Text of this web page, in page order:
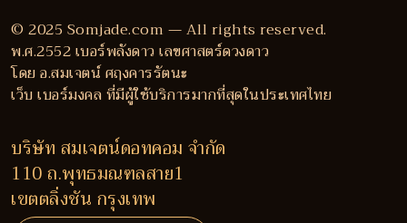
© 2025 Somjade.com — All rights reserved.
พ.ศ.2552 เบอร์พลังดาว เลขศาสตร์ดวงดาว
โดย อ.สมเจตน์ ศฤงคารรัตนะ
เว็บ เบอร์มงคล ที่มีผู้ใช้บริการมากที่สุดในประเทศไทย
บริษัท สมเจตน์ดอทคอม จำกัด
110 ถ.พุทธมณฑลสาย1
เขตตลิ่งชัน กรุงเทพ